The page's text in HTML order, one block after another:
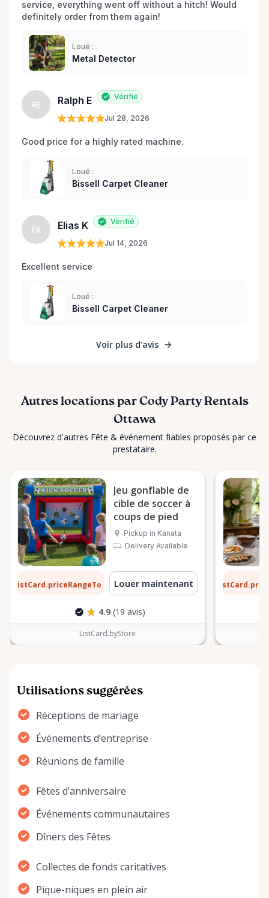
service, everything went off without a hitch! Would
definitely order from them again!
Loué :
Metal Detector
RE Ralph E Vérifié
Jul 28, 2026
Good price for a highly rated machine.
Loué :
Bissell Carpet Cleaner
EK Elias K Vérifié
Jul 14, 2026
Excellent service
Loué :
Bissell Carpet Cleaner
Voir plus d'avis
Autres locations par Cody Party Rentals
Ottawa
Découvrez d'autres Fête & événement fiables proposés par ce
prestataire.
Jeu gonflable de
cible de soccer à
coups de pied
Pickup in Kanata
Delivery Available
ListCard.priceRangeTo par jour
Louer maintenant
4.9 (19 avis)
ListCard.byStore
Utilisations suggérées
Réceptions de mariage
Événements d’entreprise
Réunions de famille
Fêtes d’anniversaire
Événements communautaires
Dîners des Fêtes
Collectes de fonds caritatives
Pique-niques en plein air